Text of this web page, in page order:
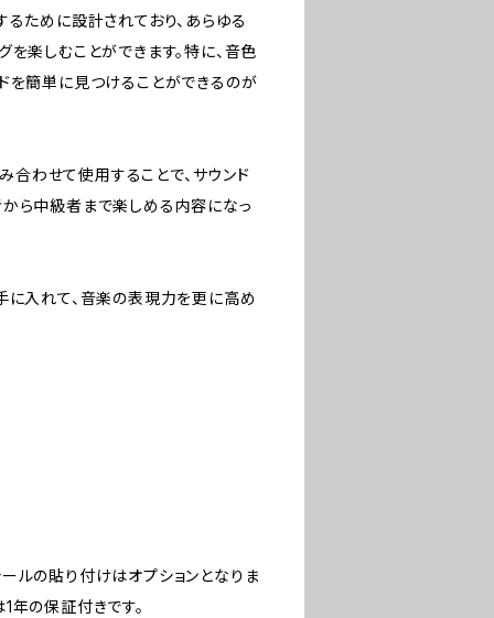
ために設計されており、あらゆる
楽しむことができます。特に、音色
を簡単に見つけることができるのが
合わせて使用することで、サウンド
ら中級者まで楽しめる内容になっ
に入れて、音楽の表現力を更に高め
ルの貼り付けはオプションとなりま
年の保証付きです。